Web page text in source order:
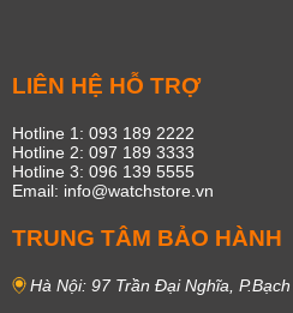
LIÊN HỆ HỖ TRỢ
Hotline 1: 093 189 2222
Hotline 2: 097 189 3333
Hotline 3: 096 139 5555
Email: info@watchstore.vn
TRUNG TÂM BẢO HÀNH
Hà Nội: 97 Trần Đại Nghĩa,